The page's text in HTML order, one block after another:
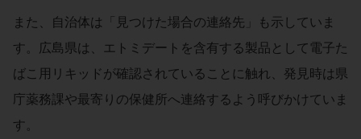
また、自治体は「見つけた場合の連絡先」も示していま
す。広島県は、エトミデートを含有する製品として電子た
ばこ用リキッドが確認されていることに触れ、発見時は県
庁薬務課や最寄りの保健所へ連絡するよう呼びかけていま
す。